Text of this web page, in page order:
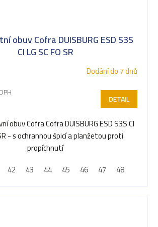
obuv Cofra DUISBURG ESD S3S
CI LG SC FO SR
Dodání do 7 dnů
DETAIL
obuv Cofra Cofra DUISBURG ESD S3S CI
- s ochrannou špicí a planžetou proti
propíchnutí
42 43 44 45 46 47 48